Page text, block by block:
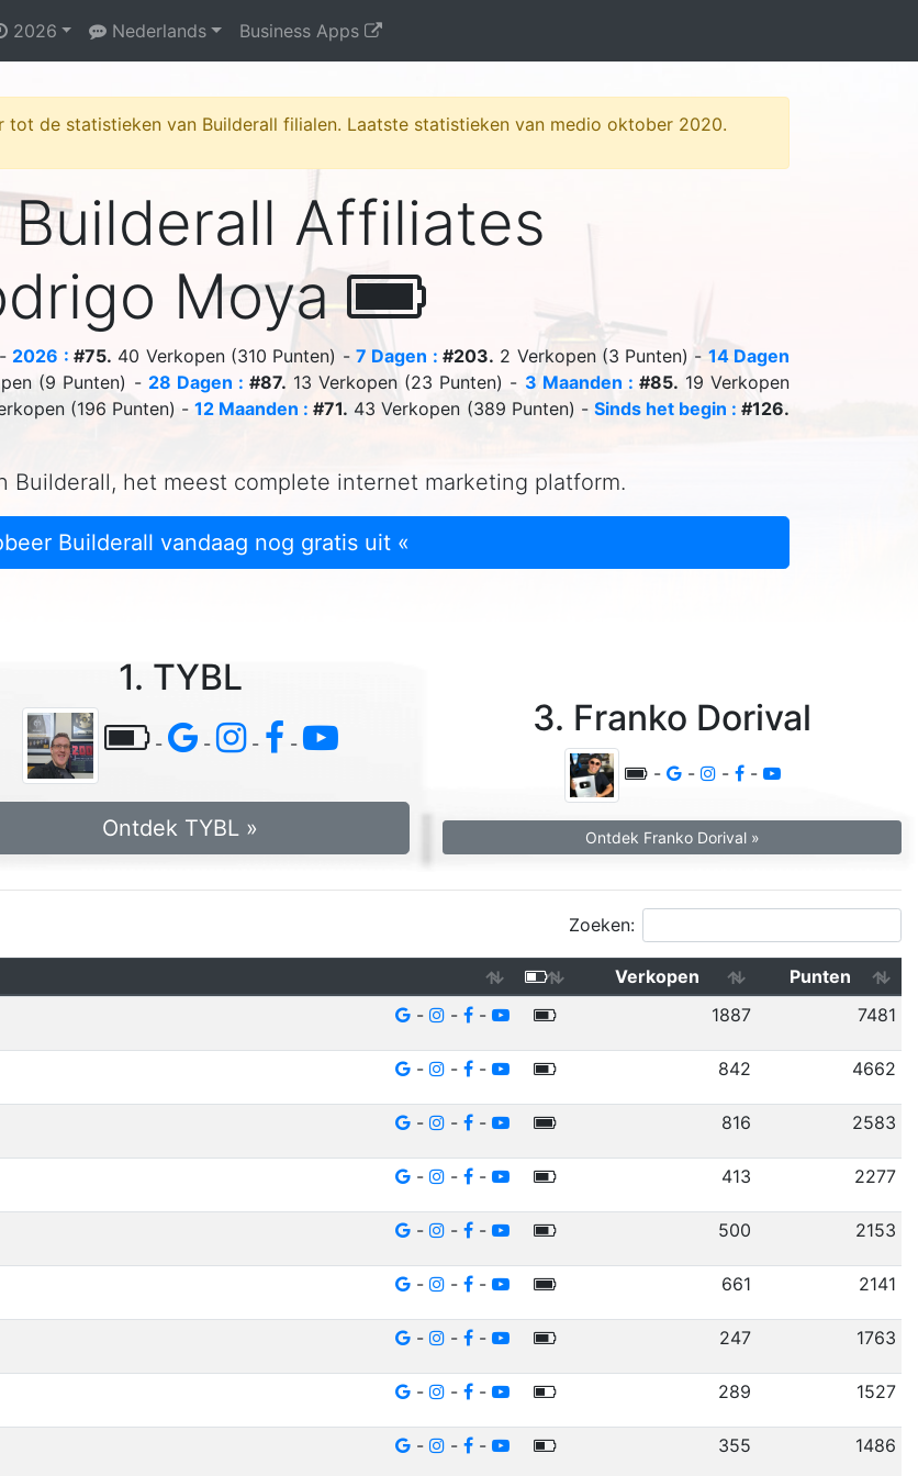
2026 Nederlands Business Apps
tot de statistieken van Builderall filialen. Laatste statistieken van medio oktober 2020.
Affiliates
Moya
- 2026 : #75. 40 Verkopen (310 Punten) - 7 Dagen : #203. 2 Verkopen (3 Punten) - 14 Dagen
(9 Punten) - 28 Dagen : #87. 13 Verkopen (23 Punten) - 3 Maanden : #85. 19 Verkopen
(196 Punten) - 12 Maanden : #71. 43 Verkopen (389 Punten) - Sinds het begin : #126.
Builderall, het meest complete internet marketing platform.
Builderall vandaag nog gratis uit «
1. TYBL
- - - -
Ontdek TYBL »
3. Franko Dorival
- - - -
Ontdek Franko Dorival »
Zoeken:
Verkopen
Punten
- - - 1887 7481
- - - 842 4662
- - - 816 2583
- - - 413 2277
- - - 500 2153
- - - 661 2141
- - - 247 1763
- - - 289 1527
- - - 355 1486